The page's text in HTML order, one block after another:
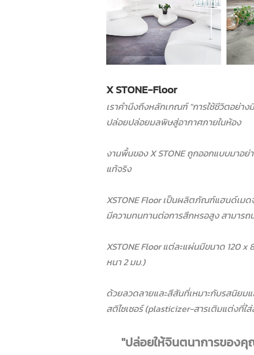
X STONE-Floor
เราคำนึงถึงหลักเกณฑ์ "การใช้ชีวิตอย่าง
ปล่อยปล่อยมลพิษสู่อากาศภายในห้อง
งานพื้นของ X STONE ถูกออกแบบมาอ
แท้จริง
XSTONE Floor เป็นผลิตภัณฑ์แฮนด์เม
มีความทนทานต่อการสึกหรอสูง สามารถน
XSTONE Floor แต่ละแผ่นมีขนาด 120
หนา 2 มม.)
ด้วยลวดลายและสีสันที่เหมาะกับรสนิยม
สติไซเซอร์ (plasticizer-สารเติมแต่งที่
"ปล่อยให้จินตนาการของ